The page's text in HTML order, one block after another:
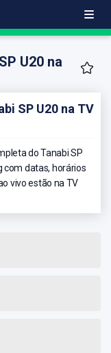
U20 na
SP U20 na TV
do Tanabi SP
com datas, horários
vivo estão na TV